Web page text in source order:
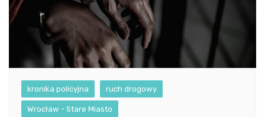
kronika policyjna ruch drogowy
Wrocław - Stare Miasto